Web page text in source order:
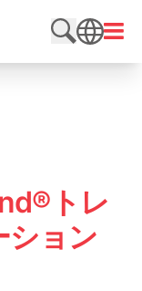
検索サイト
メニ
SEARCH
トレ
ション